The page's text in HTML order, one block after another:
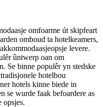
omfoarme út skipfeart
omboud ta hotelkeamers,
levere.
ûntwerp oan om
Se binne populêr yn stedske
hotelbou
hotels kinne biede in
se wurde faak befoardere as
opsjes.